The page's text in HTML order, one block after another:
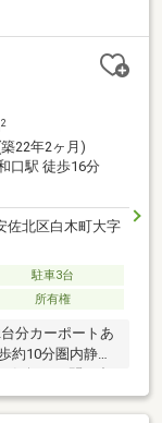
カウンターキッ
ｍ ※三田保育
2
22年2ヶ月)
口駅 徒歩16分
佐北区白木町大字
駐車3台
所有権
分カーポートあ
10分圏内静か
気軽にお問い合